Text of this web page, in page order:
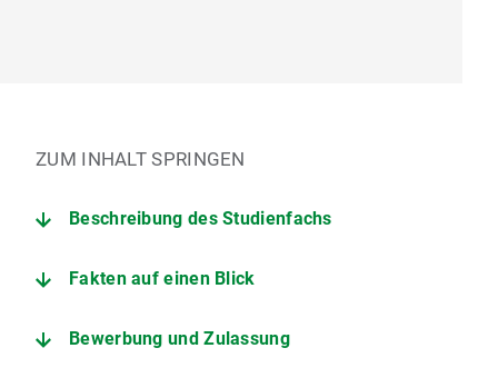
ZUM INHALT SPRINGEN
Beschreibung des Studienfachs
Fakten auf einen Blick
Bewerbung und Zulassung